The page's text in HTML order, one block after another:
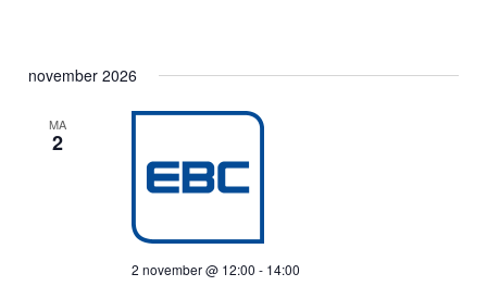
november 2026
MA
2
2 november @ 12:00 - 14:00